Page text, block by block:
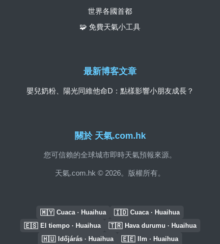
關於 天氣.com.hk
您可信賴的全球城市即時天氣預報來源。
天氣.com.hk © 2026。版權所有。
世界各國首都
🧩 免費天氣小工具
最新博客文章
嬰兒奶粉、陽光同維他命D：點樣影響小朋友成長？
🇲🇾 Cuaca · Huaihua 🇮🇩 Cuaca · Huaihua
🇪🇸 El tiempo · Huaihua 🇹🇷 Hava durumu · Huaihua
🇭🇺 Időjárás · Huaihua 🇪🇪 Ilm · Huaihua